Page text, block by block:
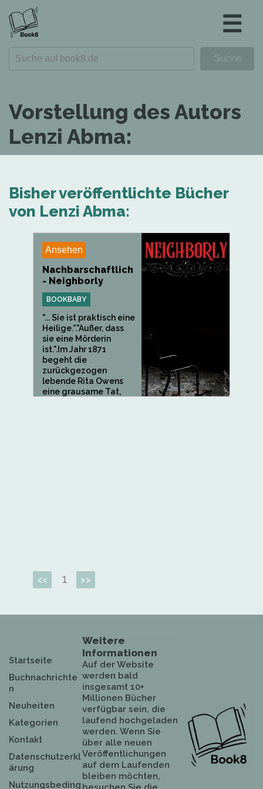
☰
Vorstellung des Autors
Lenzi Abma:
Bisher veröffentlichte Bücher
von Lenzi Abma:
Ansehen
Nachbarschaftlich
- Neighborly
BOOKBABY
"... Sie ist praktisch eine
Heilige."."Außer, dass
sie eine Mörderin
ist.".Im Jahr 1871
begeht die
zurückgezogen
lebende Rita Owens
eine grausame Tat,
<< 1 >>
Startseite
Buchnachrichte
n
Neuheiten
Kategorien
Kontakt
Datenschutzerkl
ärung
Nutzungsbeding
Weitere
Informationen
Auf der Website
werden bald
insgesamt 10+
Millionen Bücher
verfügbar sein, die
laufend hochgeladen
werden. Wenn Sie
über alle neuen
Veröffentlichungen
auf dem Laufenden
bleiben möchten,